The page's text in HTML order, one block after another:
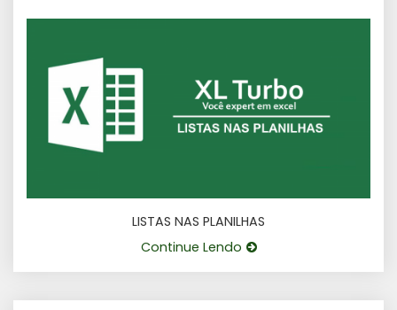
LISTAS NAS PLANILHAS
Continue Lendo